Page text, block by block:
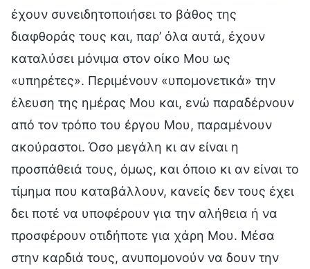
έχουν συνειδητοποιήσει το βάθος της
διαφθοράς τους και, παρ’ όλα αυτά, έχουν
καταλύσει μόνιμα στον οίκο Μου ως
«υπηρέτες». Περιμένουν «υπομονετικά» την
έλευση της ημέρας Μου και, ενώ παραδέρνουν
από τον τρόπο του έργου Μου, παραμένουν
ακούραστοι. Όσο μεγάλη κι αν είναι η
προσπάθειά τους, όμως, και όποιο κι αν είναι το
τίμημα που καταβάλλουν, κανείς δεν τους έχει
δει ποτέ να υποφέρουν για την αλήθεια ή να
προσφέρουν οτιδήποτε για χάρη Μου. Μέσα
στην καρδιά τους, ανυπομονούν να δουν την